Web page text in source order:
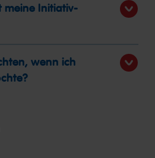
meine Initiativ-
wenn ich